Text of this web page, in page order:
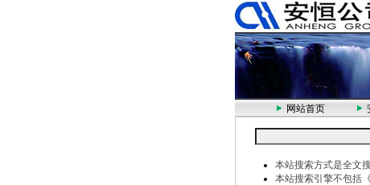
网站首页
本站搜索方式是全文
本站搜索引擎不包括